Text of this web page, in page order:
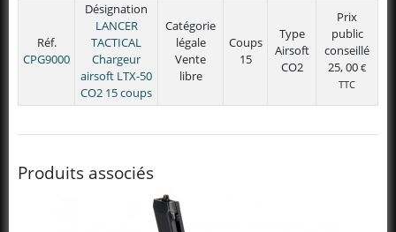
Réf.
CPG9000
Désignation
LANCER
TACTICAL
Chargeur
airsoft LTX-50
CO2 15 coups
Catégorie
légale
Vente
libre
Coups
15
Type
Airsoft
CO2
Prix
public
conseillé
25, 00 €
TTC
Produits associés